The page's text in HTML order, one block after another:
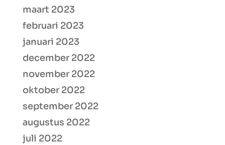
maart 2023
februari 2023
januari 2023
december 2022
november 2022
oktober 2022
september 2022
augustus 2022
juli 2022